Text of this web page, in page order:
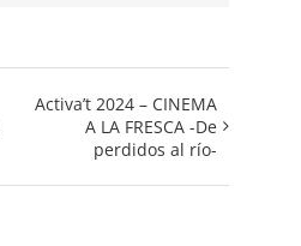
Activa’t 2024 – CINEMA
A LA FRESCA -De
perdidos al río-